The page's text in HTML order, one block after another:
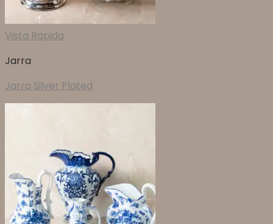
Vista Rápida
Jarra
Jarra Silver Plated